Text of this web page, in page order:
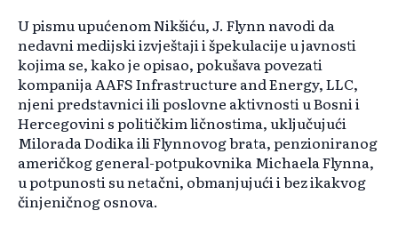
U pismu upućenom Nikšiću, J. Flynn navodi da
nedavni medijski izvještaji i špekulacije u javnosti
kojima se, kako je opisao, pokušava povezati
kompanija AAFS Infrastructure and Energy, LLC,
njeni predstavnici ili poslovne aktivnosti u Bosni i
Hercegovini s političkim ličnostima, uključujući
Milorada Dodika ili Flynnovog brata, penzioniranog
američkog general-potpukovnika Michaela Flynna,
u potpunosti su netačni, obmanjujući i bez ikakvog
činjeničnog osnova.